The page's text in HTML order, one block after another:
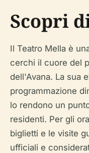
Scopri
Il Teatro Mella è
cerchi il cuore del
dell'Avana. La sua
programmazione
lo rendono un
residenti. Per gli
biglietti e le visite
ufficiali e